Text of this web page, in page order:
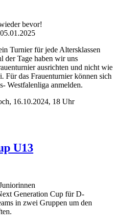
bevor!
Turnier für jede Altersklassen
der Tage haben wir uns
ausrichten und nicht wie
Für das Frauenturnier können sich
Westfalenliga anmelden.
16.10.2024, 18 Uhr
U13
Generation Cup für D-
in zwei Gruppen um den